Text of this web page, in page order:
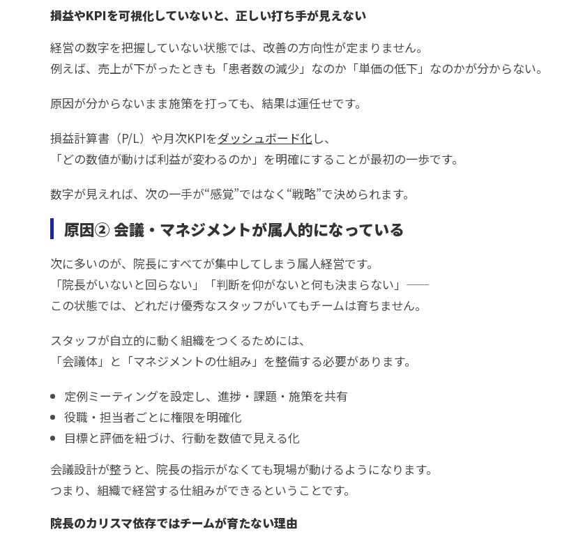
損益やKPIを可視化していないと、正しい打ち手が見えない
経営の数字を把握していない状態では、改善の方向性が定まりません。
例えば、売上が下がったときも「患者数の減少」なのか「単価の低下」なのかが分からない。
原因が分からないまま施策を打っても、結果は運任せです。
損益計算書（P/L）や月次KPIをダッシュボード化 し、
「どの数値が動けば利益が変わるのか」を明確にすることが最初の一歩です。
数字が見えれば、次の一手が“感覚”ではなく“戦略”で決められます。
原因② 会議・マネジメントが属人的になっている
次に多いのが、院長にすべてが集中してしまう属人経営です。
「院長がいないと回らない」「判断を仰がないと何も決まらない」――
この状態では、どれだけ優秀なスタッフがいてもチームは育ちません。
スタッフが自立的に動く組織をつくるためには、
「会議体」と「マネジメントの仕組み」を整備する必要があります。
定例ミーティングを設定し、進捗・課題・施策を共有
役職・担当者ごとに権限を明確化
目標と評価を紐づけ、行動を数値で見える化
会議設計が整うと、院長の指示がなくても現場が動けるようになります。
つまり、組織で経営する仕組みができるということです。
院長のカリスマ依存ではチームが育たない理由